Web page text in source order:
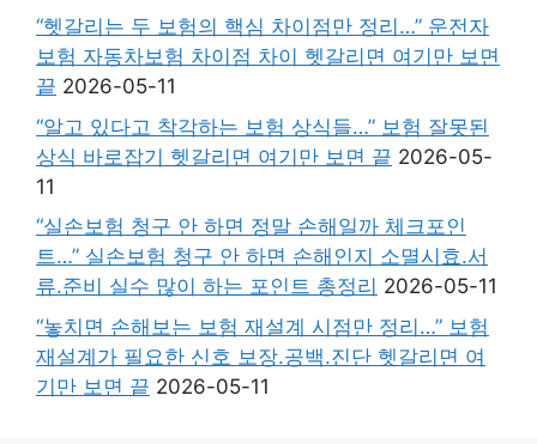
“헷갈리는 두 보험의 핵심 차이점만 정리…” 운전자
보험 자동차보험 차이점 차이 헷갈리면 여기만 보면
끝 2026-05-11
“알고 있다고 착각하는 보험 상식들…” 보험 잘못된
상식 바로잡기 헷갈리면 여기만 보면 끝 2026-05-
11
“실손보험 청구 안 하면 정말 손해일까 체크포인
트…” 실손보험 청구 안 하면 손해인지 소멸시효.서
류.준비 실수 많이 하는 포인트 총정리 2026-05-11
“놓치면 손해보는 보험 재설계 시점만 정리…” 보험
재설계가 필요한 신호 보장.공백.진단 헷갈리면 여
기만 보면 끝 2026-05-11